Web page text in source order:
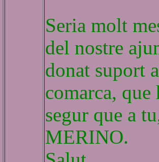
Seria molt
del nostre
donat suport
comarca,
segur que a
MERINO.